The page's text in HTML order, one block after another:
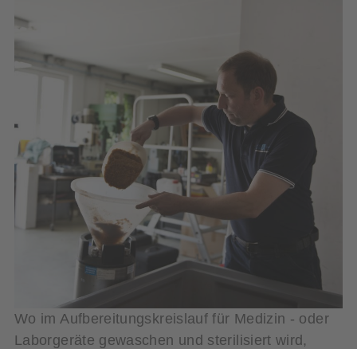
Wo im Aufbereitungskreislauf für Medizin - oder
Laborgeräte gewaschen und sterilisiert wird,